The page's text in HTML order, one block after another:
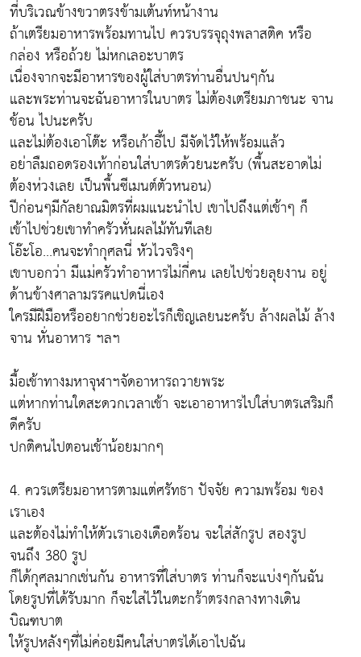
ที่บริเวณข้างขวาตรงข้ามเต้นท์หน้างาน
ถ้าเตรียมอาหารพร้อมทานไป ควรบรรจุถุงพลาสติค หรือ
กล่อง หรือถ้วย ไม่หกเลอะบาตร
เนื่องจากจะมีอาหารของผู้ใส่บาตรท่านอื่นปนๆกัน
และพระท่านจะฉันอาหารในบาตร ไม่ต้องเตรียมภาชนะ จาน
ช้อน ไปนะครับ
และไม่ต้องเอาโต๊ะ หรือเก้าอี้ไป มีจัดไว้ให้พร้อมแล้ว
อย่าลืมถอดรองเท้าก่อนใส่บาตรด้วยนะครับ (พื้นสะอาดไม่
ต้องห่วงเลย เป็นพื้นซีเมนต์ตัวหนอน)
ปีก่อนๆมีกัลยาณมิตรที่ผมแนะนำไป เขาไปถึงแต่เช้าๆ ก็
เข้าไปช่วยเขาทำครัวหั่นผลไม้ทันทีเลย
โอ๊ะโอ...คนจะทำกุศลนี่ หัวไวจริงๆ
เขาบอกว่า มีแม่ครัวทำอาหารไม่กี่คน เลยไปช่วยลุยงาน อยู่
ด้านข้างศาลามรรคแปดนี่เอง
ใครมีฝีมือหรืออยากช่วยอะไรก็เชิญเลยนะครับ ล้างผลไม้ ล้าง
จาน หั่นอาหาร ฯลฯ
มื้อเช้าทางมหาจุฬาฯจัดอาหารถวายพระ
แต่หากท่านใดสะดวกเวลาเช้า จะเอาอาหารไปใส่บาตรเสริมก็
ดีครับ
ปกติคนไปตอนเช้าน้อยมากๆ
4. ควรเตรียมอาหารตามแต่ศรัทธา ปัจจัย ความพร้อม ของ
เราเอง
และต้องไม่ทำให้ตัวเราเองเดือดร้อน จะใส่สักรูป สองรูป
จนถึง 380 รูป
ก็ได้กุศลมากเช่นกัน อาหารที่ใส่บาตร ท่านก็จะแบ่งๆกันฉัน
โดยรูปที่ได้รับมาก ก็จะใส่ไว้ในตะกร้าตรงกลางทางเดิน
บิณฑบาต
ให้รูปหลังๆที่ไม่ค่อยมีคนใส่บาตรได้เอาไปฉัน